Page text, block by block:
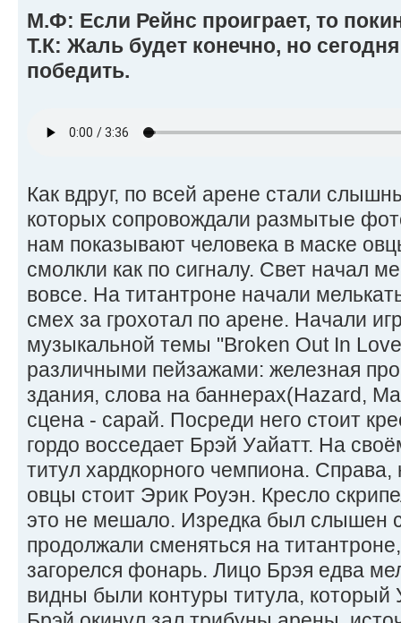
М.Ф: Если Рейнс проиграет, то
Т.К: Жаль будет конечно, но
победить.
Как вдруг, по всей арене стали
которых сопровождали размытые
нам показывают человека в маске
смолкли как по сигналу. Свет начал
вовсе. На титантроне начали
смех за грохотал по арене. Начали
музыкальной темы "Broken Out In
различными пейзажами: железная
здания, слова на баннерах(Hazard,
сцена - сарай. Посреди него стоит
гордо восседает Брэй Уайатт. На
титул хардкорного чемпиона. Справа,
овцы стоит Эрик Роуэн. Кресло
это не мешало. Изредка был слышен
продолжали сменяться на
загорелся фонарь. Лицо Брэя едва
видны были контуры титула, который